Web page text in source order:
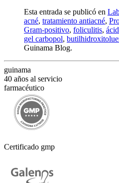
Esta entrada se publicó en
acné, tratamiento antiacné,
Gram-positivo, foliculitis,
gel carbopol,
Guinama Blog.
guinama
40 años al servicio
farmacéutico
Certificado gmp